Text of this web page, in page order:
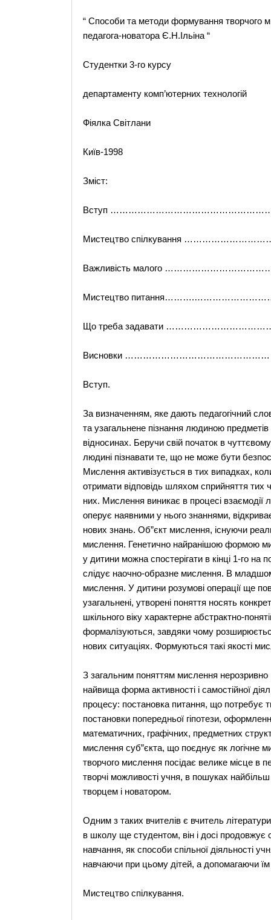
“ Способи та методи формування творчого
педагога-новатора Є.Н.Ільіна “
Студентки 3-го курсу
департаменту комп’ютерних технологій
Фіялка Світлани
Київ-1998
Зміст:
Вступ
Мистецтво спілкування
Важливість малого
Мистецтво
Що треба задавати
Висновки …………………………………………
Вступ.
За визначенням, яке дають педагогічний
та узагальнене пізнання людиною предметів
відносинах. Беручи свій початок в
людині пізнавати те, що не може бути
Мислення активізується в тих випадках,
отримати відповідь шляхом сприйняття тих
них. Мислення виникає в процесі
оперує наявними у нього знаннями,
нових знань. Об”єкт мислення, існуючи
мислення. Генетично найранішою формою
у дитини можна спостерігати в кінці 1-го
слідує наочно-образне мислення. В
мислення. У дитини розумові операції ще
узагальнені, утворені поняття носять
шкільного віку характерне абстрактно-
формалізуються, завдяки чому
нових ситуаціях. Формуються такі якості
З загальним поняттям мислення нерозривно
найвища форма активності і самостійної
процесу: постановка питання, що потребує
постановки попередньої гіпотези,
математичних, графічних, предметних
мислення суб”єкта, що поєднує як логічне
творчого мислення посідає велике місце в
творчі можливості учня, в пошуках
творцем і новатором.
Одним з таких вчителів є вчитель
в школу ще студентом, він і досі
навчання, як способи спільної діяльності
навчаючи при цьому дітей, а допомагаючи
Мистецтво спілкування.